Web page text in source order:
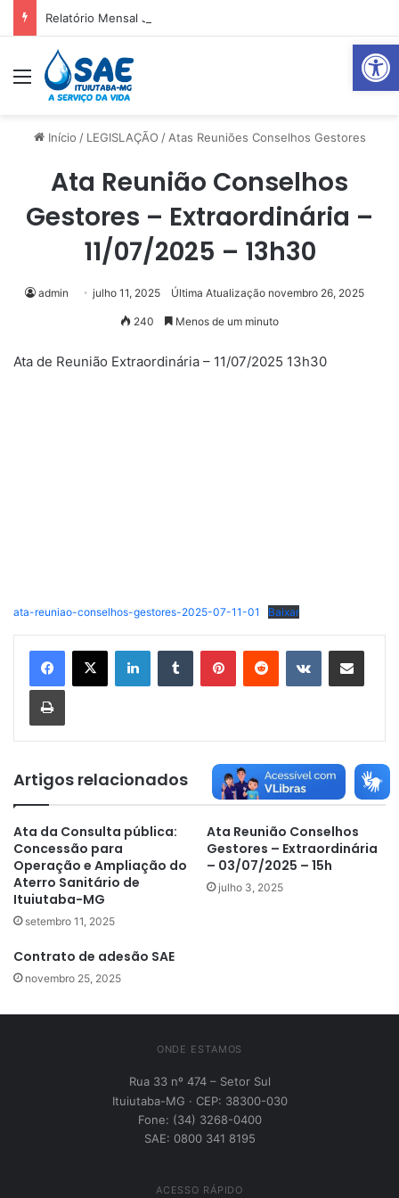
Abrir
Relatório Mensal Janeiro – Qualidade da Água Tratada
Menu
Início / LEGISLAÇÃO / Atas Reuniões Conselhos Gestores
Ata Reunião Conselhos
Gestores – Extraordinária –
11/07/2025 – 13h30
admin julho 11, 2025 Última Atualização novembro 26, 2025
240 Menos de um minuto
Ata de Reunião Extraordinária – 11/07/2025 13h30
ata-reuniao-conselhos-gestores-2025-07-11-01 Baixar
LinkedinTumblr PinterestReddit VK Compartilhar via e-mail
Imprimir
Artigos relacionados
Ata da Consulta pública:
Concessão para
Operação e Ampliação do
Aterro Sanitário de
Ituiutaba-MG
setembro 11, 2025
Ata Reunião Conselhos
Gestores – Extraordinária
– 03/07/2025 – 15h
julho 3, 2025
Contrato de adesão SAE
novembro 25, 2025
ONDE ESTAMOS
Rua 33 nº 474 – Setor Sul
Ituiutaba-MG · CEP: 38300-030
Fone: (34) 3268-0400
SAE: 0800 341 8195
ACESSO RÁPIDO